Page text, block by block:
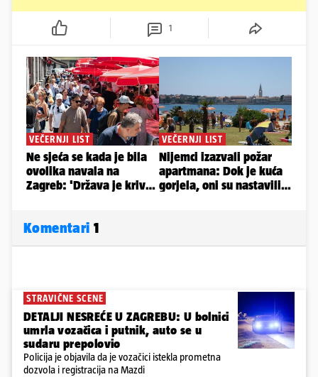
1
Komentari 1
STRAVIČNE SCENE
DETALJI NESREĆE U ZAGREBU: U bolnici
umrla vozačica i putnik, auto se u
sudaru prepolovio
Policija je objavila da je vozačici istekla prometna
dozvola i registracija na Mazdi